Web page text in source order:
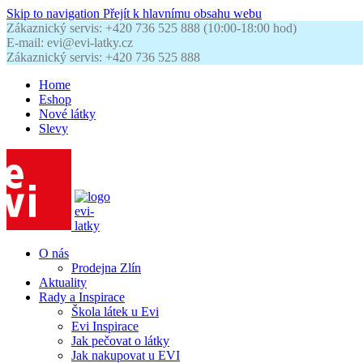
Skip to navigation Přejít k hlavnímu obsahu webu
Zákaznický servis: +420 736 525 888 (10:00-18:00 hod)
E-mail: evi@evi-latky.cz
Zákaznický servis: +420 736 525 888
Home
Eshop
Nové látky
Slevy
O nás
Prodejna Zlín
Aktuality
Rady a Inspirace
Škola látek u Evi
Evi Inspirace
Jak pečovat o látky
Jak nakupovat u EVI